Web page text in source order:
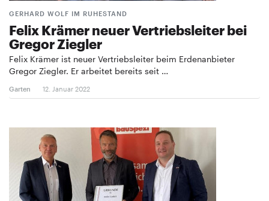
GERHARD WOLF IM RUHESTAND
Felix Krämer neuer Vertriebsleiter bei
Gregor Ziegler
Felix Krämer ist neuer Vertriebsleiter beim Erdenanbieter
Gregor Ziegler. Er arbeitet bereits seit …
Garten 12. Januar 2022